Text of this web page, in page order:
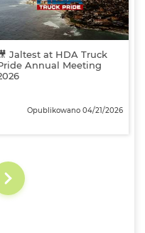
Jaltest at HDA Truck
Annual Meeting
Opublikowano 04/21/2026